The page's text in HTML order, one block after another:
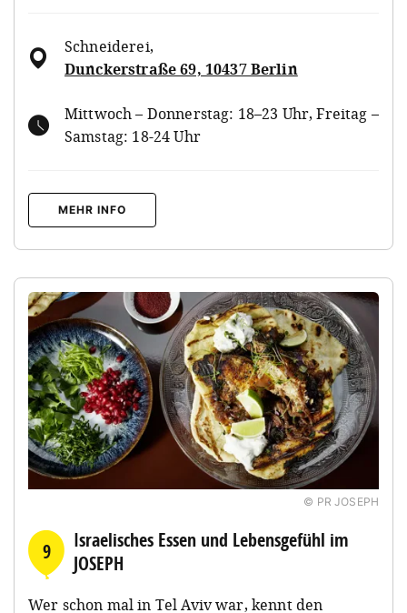
Schneiderei,
Dunckerstraße 69, 10437 Berlin
Mittwoch – Donnerstag: 18–23 Uhr, Freitag –
Samstag: 18-24 Uhr
MEHR INFO
© PR JOSEPH
9
Israelisches Essen und Lebensgefühl im
JOSEPH
Wer schon mal in Tel Aviv war, kennt den